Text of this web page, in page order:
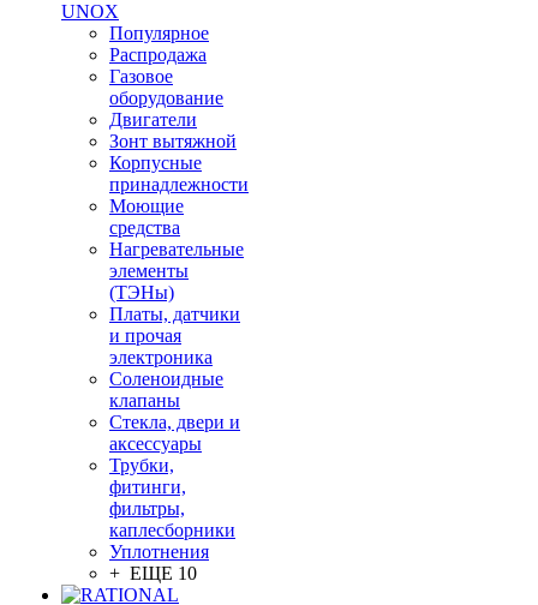
UNOX
Популярное
Распродажа
Газовое
оборудование
Двигатели
Зонт вытяжной
Корпусные
принадлежности
Моющие
средства
Нагревательные
элементы
(ТЭНы)
Платы, датчики
и прочая
электроника
Соленоидные
клапаны
Стекла, двери и
аксессуары
Трубки,
фитинги,
фильтры,
каплесборники
Уплотнения
+ ЕЩЕ 10